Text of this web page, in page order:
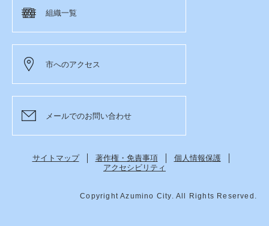
組織一覧
市へのアクセス
メールでのお問い合わせ
サイトマップ 著作権・免責事項
個人情報保護
アクセシビリティ
Copyright Azumino City. All Rights Reserved.